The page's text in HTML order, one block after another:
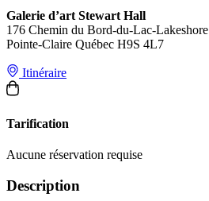
Galerie d’art Stewart Hall
176 Chemin du Bord-du-Lac-Lakeshore
Pointe-Claire Québec H9S 4L7
Itinéraire
Tarification
Aucune réservation requise
Description